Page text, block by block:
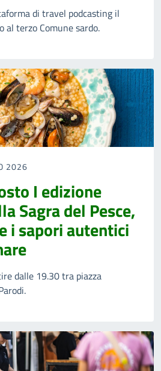
di travel podcasting il
al terzo Comune sardo.
2026
I edizione
Sagra del Pesce,
i sapori autentici
dalle 19.30 tra piazza